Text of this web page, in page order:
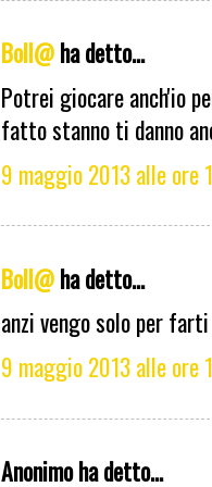
Boll@ha detto...
Potrei giocare anch'io
fatto stanno ti danno
9 maggio 2013 alle ore
Boll@ha detto...
anzi vengo solo per
9 maggio 2013 alle ore
Anonimo ha detto...